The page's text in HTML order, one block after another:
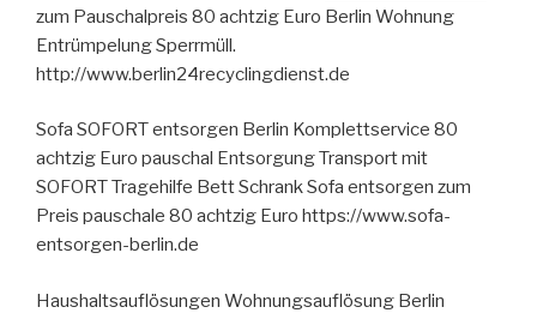
zum Pauschalpreis 80 achtzig Euro Berlin Wohnung
Entrümpelung Sperrmüll.
http://www.berlin24recyclingdienst.de
Sofa SOFORT entsorgen Berlin Komplettservice 80
achtzig Euro pauschal Entsorgung Transport mit
SOFORT Tragehilfe Bett Schrank Sofa entsorgen zum
Preis pauschale 80 achtzig Euro https://www.sofa-
entsorgen-berlin.de
Haushaltsauflösungen Wohnungsauflösung Berlin